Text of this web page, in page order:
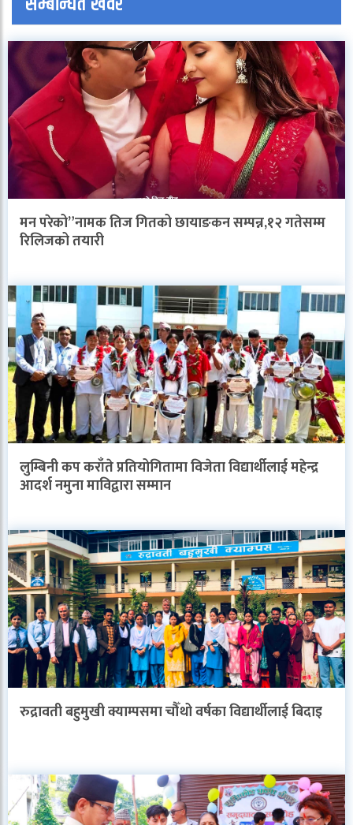
मन परेको”नामक तिज गितको छायाङकन सम्पन्न,१२ गतेसम्म
रिलिजको तयारी
लुम्बिनी कप कराँते प्रतियोगितामा विजेता विद्यार्थीलाई महेन्द्र
आदर्श नमुना माविद्वारा सम्मान
रुद्रावती बहुमुखी क्याम्पसमा चौँथो वर्षका विद्यार्थीलाई बिदाइ